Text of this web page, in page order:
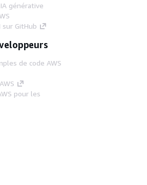
générative
sur GitHub
de code AWS
pour les